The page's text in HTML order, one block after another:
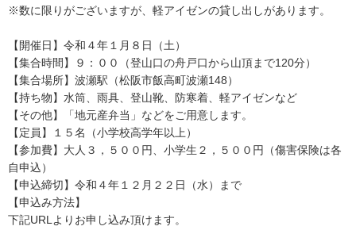
※数に限りがございますが、軽アイゼンの貸し出しがあります。
【開催日】令和４年１月８日（土）
【集合時間】９：００（登山口の舟戸口から山頂まで120分）
【集合場所】波瀬駅（松阪市飯高町波瀬148）
【持ち物】水筒、雨具、登山靴、防寒着、軽アイゼンなど
【その他】「地元産弁当」などをご用意します。
【定員】１５名（小学校高学年以上）
【参加費】大人３，５００円、小学生２，５００円（傷害保険は各
自申込）
【申込締切】令和４年１２月２２日（水）まで
【申込み方法】
下記URLよりお申し込み頂けます。